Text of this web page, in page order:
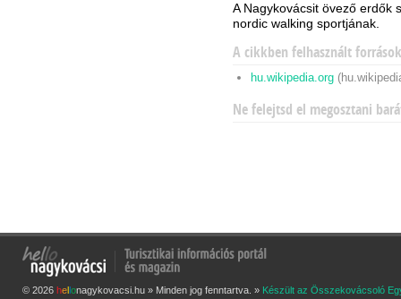
A Nagykovácsit övező erdők
nordic walking sportjának.
A cikkben felhasznált források
hu.wikipedia.org
Ne felejtsd el megosztani
© 2026 he onagykovacsi.hu » Minden jog fenntartva. » Készült az Összekovácsoló